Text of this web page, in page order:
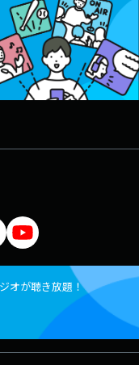
オが聴き放題！